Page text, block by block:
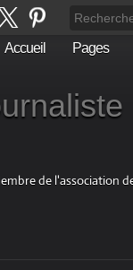
Accueil Pages
de l'association